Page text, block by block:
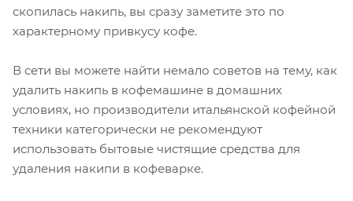
скопилась накипь, вы сразу заметите это по
характерному привкусу кофе.
В сети вы можете найти немало советов на тему, как
удалить накипь в кофемашине в домашних
условиях, но производители итальянской кофейной
техники категорически не рекомендуют
использовать бытовые чистящие средства для
удаления накипи в кофеварке.